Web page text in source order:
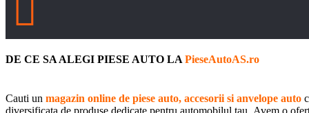
DE CE SA ALEGI PIESE AUTO LA PieseAutoAS.ro
Cauti un magazin online de piese auto, accesorii si anvelope auto